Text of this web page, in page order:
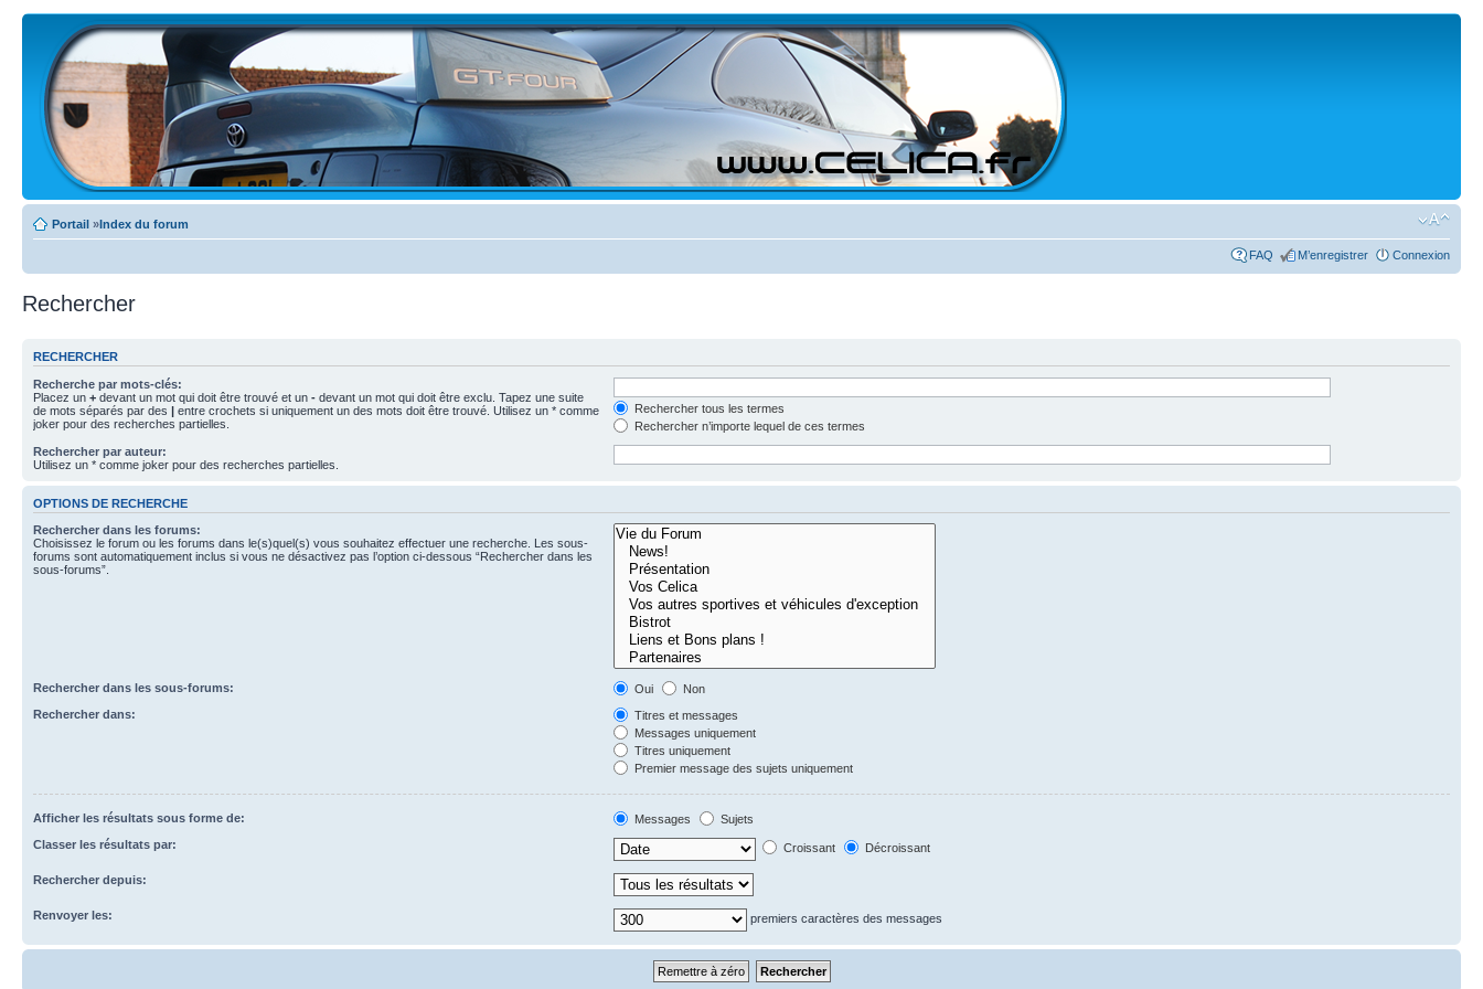
Portail »Index du forum
FAQ M’enregistrer Connexion
Rechercher
RECHERCHER
Recherche par mots-clés:
Placez un + devant un mot qui doit être trouvé et un - devant un mot qui doit être exclu. Tapez une suite
de mots séparés par des | entre crochets si uniquement un des mots doit être trouvé. Utilisez un * comme
joker pour des recherches partielles.
Rechercher tous les termes
Rechercher n’importe lequel de ces termes
Rechercher par auteur:
Utilisez un * comme joker pour des recherches partielles.
OPTIONS DE RECHERCHE
Rechercher dans les forums:
Choisissez le forum ou les forums dans le(s)quel(s) vous souhaitez effectuer une recherche. Les sous-
forums sont automatiquement inclus si vous ne désactivez pas l’option ci-dessous “Rechercher dans les
sous-forums”.
Rechercher dans les sous-forums: Oui
Non
Rechercher dans:
Titres et messages
Messages uniquement
Titres uniquement
Premier message des sujets uniquement
Afficher les résultats sous forme de: Messages
Sujets
Classer les résultats par:
Croissant Décroissant
Rechercher depuis:
Renvoyer les: premiers caractères des messages